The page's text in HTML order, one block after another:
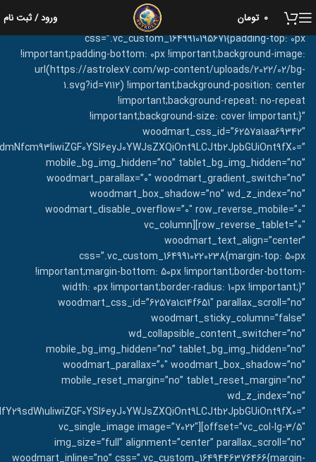
0 تومان ورود / ثبت نام
[vc_row full_width=”stretch_row” equal_height=”yes”
content_placement=”middle”
css=”.vc_custom_1649910195671{padding-top: 0px
!important;padding-bottom: 0px !important;background-image:
url(https://astrolex7.com/wp-content/uploads/2022/02/bg-
1.svg?id=7112) !important;background-position: center
!important;background-repeat: no-repeat
!important;background-size: cover !important;}”
woodmart_css_id=”6257a1aa69342″
mobile_bg_img_hidden=”no” tablet_bg_img_hidden=”no”
woodmart_parallax=”0″ woodmart_gradient_switch=”no”
woodmart_box_shadow=”no” wd_z_index=”no”
woodmart_disable_overflow=”0″ row_reverse_mobile=”0″
row_reverse_tablet=”0″][vc_column
woodmart_text_align=”center”
css=”.vc_custom_1649910220238{margin-top: 50px
!important;margin-bottom: 50px !important;border-bottom-
width: 0px !important;border-radius: 10px !important;}”
woodmart_css_id=”6257a1c14f651″ parallax_scroll=”no”
woodmart_sticky_column=”false”
wd_collapsible_content_switcher=”no”
mobile_bg_img_hidden=”no” tablet_bg_img_hidden=”no”
woodmart_parallax=”0″ woodmart_box_shadow=”no”
mobile_reset_margin=”no” tablet_reset_margin=”no”
wd_z_index=”no”
offset=”vc_col-lg-3/5″][vc_single_image image=”7022″
img_size=”full” alignment=”center” parallax_scroll=”no”
woodmart_inline=”no” css=”.vc_custom_1649446376466{margin-